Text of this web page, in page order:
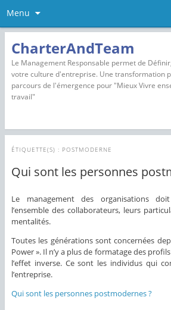
Menu
CharterAndTeam
Le Management Responsable permet de
votre culture d'entreprise. Une transformation
parcours de l'émergence pour "Mieux Vivre
travail"
ÉTIQUETTE(S) : POSTMODERNE
Qui sont les personnes
Le management des organisations
l’ensemble des collaborateurs, leurs
mentalités.
Toutes les générations sont concernées
Power ». Il n’y a plus de formatage des
l’effet inverse. Ce sont les individus qui
l’entreprise.
Qui sont les personnes postmodernes ?